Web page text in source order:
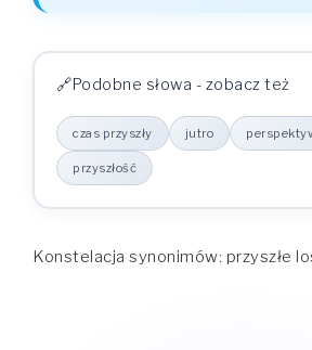
Podobne słowa - zobacz też
czas przyszły jutro
przyszłość
Konstelacja synonimów: przyszłe